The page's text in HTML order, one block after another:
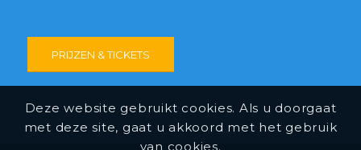
PRIJZEN & TICKETS
Deze website gebruikt cookies. Als u doorgaat
met deze site, gaat u akkoord met het gebruik
van cookies.